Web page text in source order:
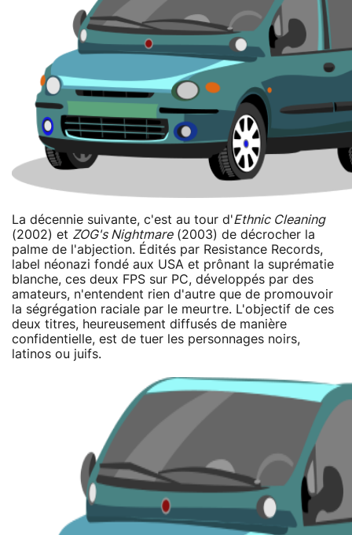
La décennie suivante, c'est au tour d'Ethnic Cleaning
(2002) et ZOG's Nightmare(2003) de décrocher la
palme de l'abjection. Édités par Resistance Records,
label néonazi fondé aux USA et prônant la suprématie
blanche, ces deux FPS sur PC, développés par des
amateurs, n'entendent rien d'autre que de promouvoir
la ségrégation raciale par le meurtre. L'objectif de ces
deux titres, heureusement diffusés de manière
confidentielle, est de tuer les personnages noirs,
latinos ou juifs.